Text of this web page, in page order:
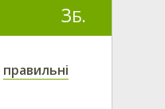
3Б.
правильні